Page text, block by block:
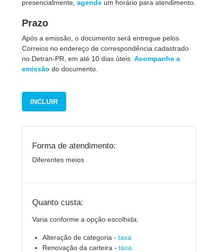
presencialmente, agende um horário para atendimento.
Prazo
Após a emissão, o documento será entregue pelos
Correios no endereço de correspondência cadastrado
no Detran-PR, em até 10 dias úteis. Acom panhe a
emissão do documento.
INCLUIR
Forma de atendimento:
Diferentes meios
Quanto custa:
Varia conforme a opção escolhida:
Alteração de categoria -taxa
Renovação da carteira -taxa